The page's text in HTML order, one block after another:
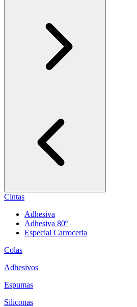
Cintas
Adhesiva
Adhesiva 80º
Especial Carroceria
Colas
Adhesivos
Espumas
Siliconas